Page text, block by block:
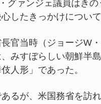
グァンジェ議員はき
したきっかけについ
官当時（ジョージW
みすぼらしい朝鮮半
人形」であった。
るが、米国務省を訪